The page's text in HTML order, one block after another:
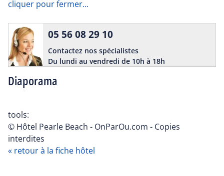
cliquer pour fermer...
Diaporama
05 56 08 29 10
Contactez nos spécialistes
Du lundi au vendredi de 10h à 18h
tools:
© Hôtel Pearle Beach - OnParOu.com - Copies
interdites
« retour à la fiche hôtel